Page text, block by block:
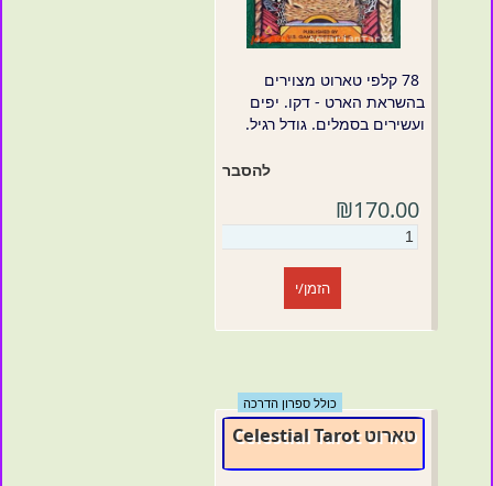
78 קלפי טארוט מצוירים
בהשראת הארט - דקו. יפים
ועשירים בסמלים. גודל רגיל.
להסבר
₪170.00
הזמן/י
כולל ספרון הדרכה
טארוט Celestial Tarot